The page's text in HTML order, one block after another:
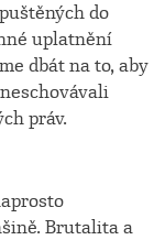
do
uplatnění
dbát na to, aby
práv.
Brutalita a